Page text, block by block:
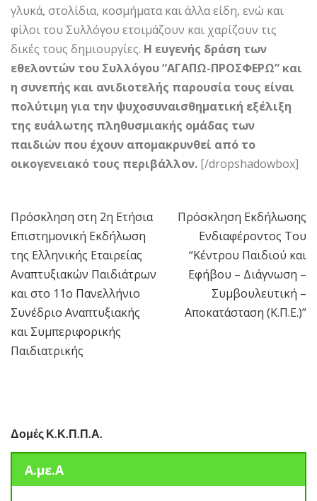
γλυκά, στολίδια, κοσμήματα και άλλα είδη, ενώ και
φίλοι του Συλλόγου ετοιμάζουν και χαρίζουν τις
δικές τους δημιουργίες. Η ευγενής δράση των
εθελοντών του Συλλόγου “ΑΓΑΠΩ-ΠΡΟΣΦΕΡΩ” και
η συνεπής και ανιδιοτελής παρουσία τους είναι
πολύτιμη για την ψυχοσυναισθηματική εξέλιξη
της ευάλωτης πληθυσμιακής ομάδας των
παιδιών που έχουν απομακρυνθεί από το
οικογενειακό τους περιβάλλον. [/dropshadowbox]
Πλοήγηση
άρθρων
Πρόσκληση στη 2η Ετήσια
Επιστημονική Εκδήλωση
της Ελληνικής Εταιρείας
Αναπτυξιακών Παιδιάτρων
και στο 11ο Πανελλήνιο
Συνέδριο Αναπτυξιακής
και Συμπεριφορικής
Παιδιατρικής
Πρόσκληση Εκδήλωσης
Ενδιαφέροντος Του
“Κέντρου Παιδιού και
Εφήβου – Διάγνωση –
Συμβουλευτική –
Αποκατάσταση (Κ.Π.Ε.)”
Δομές Κ.Κ.Π.Π.Α.
Α.με.Α